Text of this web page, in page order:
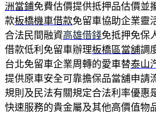
洲當鋪免費估價提供抵押品估價並
款板橋機車借款免留車協助企業靈
合法民間融資高雄借錢免抵押免保
借款低利免留車辦理板橋區當舖調
台北免留車企業周轉的愛車替泰山
提供原車安全可靠擔保品當舖申請
規則及民法有關規定合法利率優惠
快速服務的貴金屬及其他高價值物